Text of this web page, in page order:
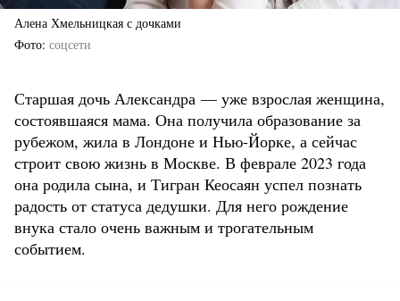
Алена Хмельницкая с дочками
Фото соцсети
Старшая дочь Александра — уже взрослая женщина,
состоявшаяся мама. Она получила образование за
рубежом, жила в Лондоне и Нью-Йорке, а сейчас
строит свою жизнь в Москве. В феврале 2023 года
она родила сына, и Тигран Кеосаян успел познать
радость от статуса дедушки. Для него рождение
внука стало очень важным и трогательным
событием.